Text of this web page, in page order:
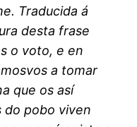
Traducida á
desta frase
o voto, e en
a tomar
que os así
do pobo viven